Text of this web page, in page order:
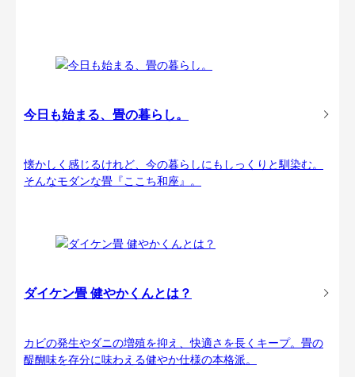
今日も始まる、畳の暮らし。
懐かしく感じるけれど、今の暮らしにもしっくりと馴染む。
そんなモダンな畳『ここち和座』。
ダイケン畳 健やかくんとは？
カビの発生やダニの増殖を抑え、快適さを長くキープ。畳の
醍醐味を存分に味わえる健やか仕様の本格派。